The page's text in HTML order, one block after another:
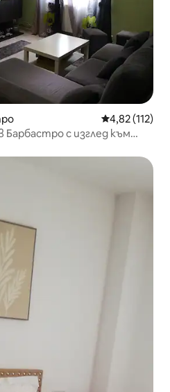
Средна
4,82 (112)
с изглед към